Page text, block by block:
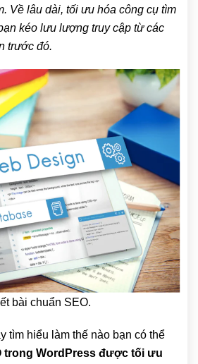
Về lâu dài, tối ưu hóa công cụ tìm
kéo lưu lượng truy cập từ các
trước đó.
bài chuẩn SEO.
tìm hiểu làm thế nào bạn có thể
trong WordPress được tối ưu